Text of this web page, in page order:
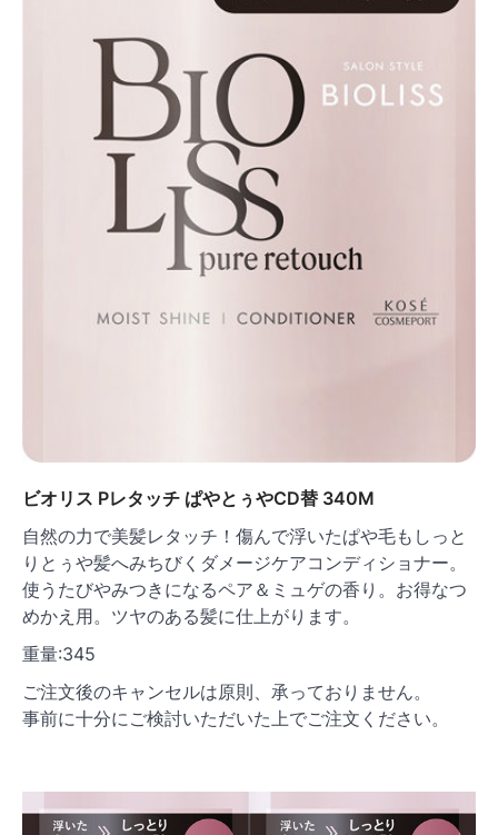
ビオリス Pレタッチ ぱやとぅやCD替 340M
自然の力で美髪レタッチ！傷んで浮いたぱや毛もしっと
りとぅや髪へみちびくダメージケアコンディショナー。
使うたびやみつきになるペア＆ミュゲの香り。お得なつ
めかえ用。ツヤのある髪に仕上がります。
重量:345
ご注文後のキャンセルは原則、承っておりません。
事前に十分にご検討いただいた上でご注文ください。